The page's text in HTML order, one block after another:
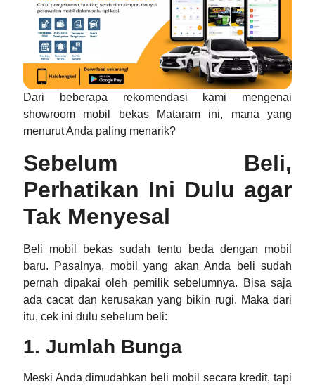
Dari beberapa rekomendasi kami mengenai
showroom mobil bekas Mataram
ini, mana yang
menurut Anda paling menarik?
Sebelum Beli,
Perhatikan Ini Dulu agar
Tak Menyesal
Beli mobil bekas sudah tentu beda dengan mobil
baru. Pasalnya, mobil yang akan Anda beli sudah
pernah dipakai oleh pemilik sebelumnya. Bisa saja
ada cacat dan kerusakan yang bikin rugi. Maka dari
itu, cek ini dulu sebelum beli:
1. Jumlah Bunga
Meski Anda dimudahkan beli mobil secara kredit, tapi